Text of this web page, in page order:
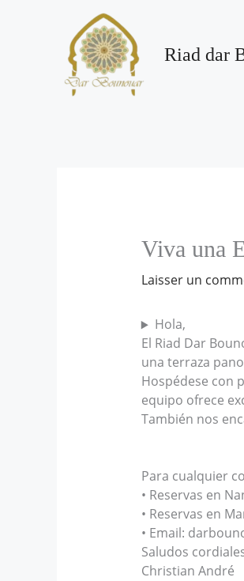
Riad dar
Viva una
Laisser un
Hola,
El Riad Dar
una terraza
Hospédese con
equipo ofrece
También nos
Para cualquier
• Reservas en
• Reservas en
• Email:
Saludos
Christian André